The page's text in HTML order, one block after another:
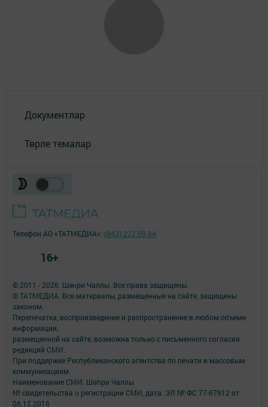
Документлар
Төрле темалар
© 2011 - 2026. Шәһри Чаллы. Все права защищены.
© ТАТМЕДИА. Все материалы, размещенные на сайте, защищены
законом.
Перепечатка, воспроизведение и распространение в любом объеме
информации,
размещенной на сайте, возможна только с письменного согласия
редакций СМИ.
При поддержке Республиканского агентства по печати и массовым
коммуникациям.
Наименование СМИ: Шəhри Чаллы
№ свидетельства о регистрации СМИ, дата: ЭЛ № ФС 77-67912 от
06.12.2016
Телефон АО «ТАТМЕДИА»: (843) 222 09 84
16+